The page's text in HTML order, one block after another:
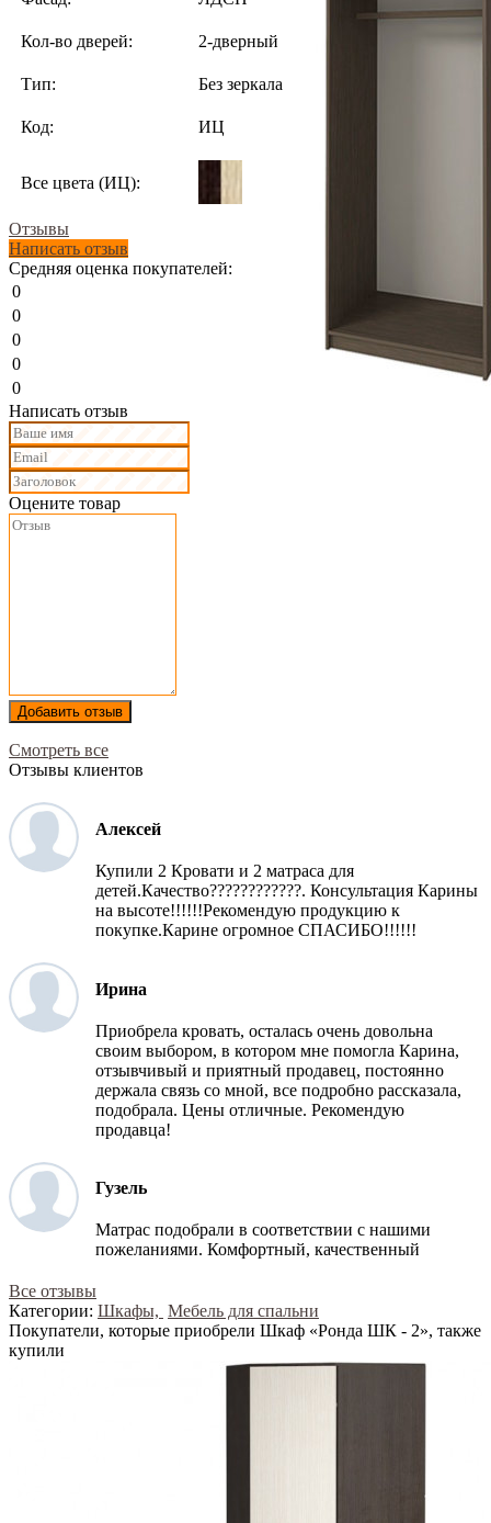
Кол-во дверей: 2-дверный
Тип: Без зеркала
Код: ИЦ
Все цвета (ИЦ):
Отзывы
Написать отзыв
Средняя оценка покупателей:
0
0
0
0
0
Написать отзыв
Оцените товар
Добавить отзыв
Смотреть все
Отзывы клиентов
Алексей
Купили 2 Кровати и 2 матраса для
детей.Качество????????????. Консультация Карины
на высоте!!!!!!Рекомендую продукцию к
покупке.Карине огромное СПАСИБО!!!!!!
Ирина
Приобрела кровать, осталась очень довольна
своим выбором, в котором мне помогла Карина,
отзывчивый и приятный продавец, постоянно
держала связь со мной, все подробно рассказала,
подобрала. Цены отличные. Рекомендую
продавца!
Гузель
Матрас подобрали в соответствии с нашими
пожеланиями. Комфортный, качественный
Все отзывы
Категории: Шкафы, Мебель для спальни
Покупатели, которые приобрели Шкаф «Ронда ШК - 2», также
купили